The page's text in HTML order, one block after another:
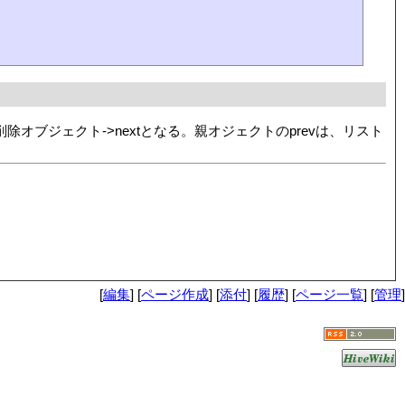
オブジェクト->nextとなる。親オジェクトのprevは、リスト
[編集] [ページ作成] [添付] [履歴] [ページ一覧] [管理]